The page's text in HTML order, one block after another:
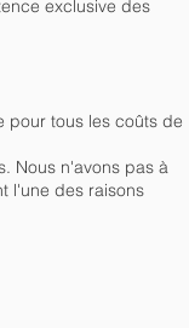
exclusive des
pour tous les coûts de
Nous n'avons pas à
l'une des raisons